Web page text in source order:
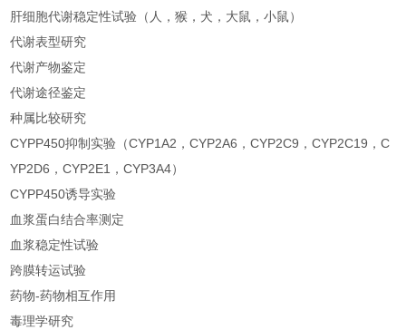
肝细胞代谢稳定性试验（人，猴，犬，大鼠，小鼠）
代谢表型研究
代谢产物鉴定
代谢途径鉴定
种属比较研究
CYPP450抑制实验（CYP1A2，CYP2A6，CYP2C9，CYP2C19，C
YP2D6，CYP2E1，CYP3A4）
CYPP450诱导实验
血浆蛋白结合率测定
血浆稳定性试验
跨膜转运试验
药物-药物相互作用
毒理学研究